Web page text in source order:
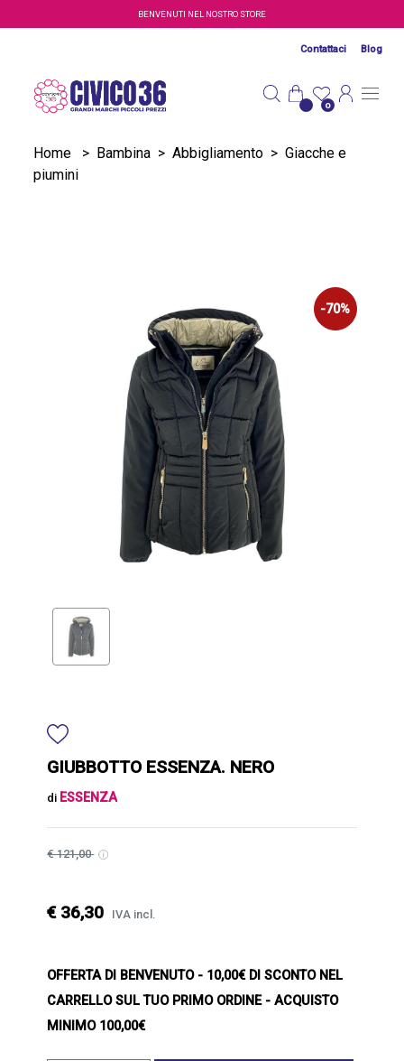
Salta al contenuto principaleBENVENUTI NEL NOSTRO STORE
Contattaci Blog
0
Home > Bambina > Abbigliamento > Giacche e
piumini
-70%
GIUBBOTTO ESSENZA. NERO
di ESSENZA
€ 121,00
€ 36,30 IVA incl.
OFFERTA DI BENVENUTO- 10,00€ DI SCONTO NEL
CARRELLO SUL TUO PRIMO ORDINE - ACQUISTO
MINIMO 100,00€